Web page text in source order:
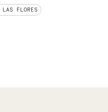
LAS FLORES